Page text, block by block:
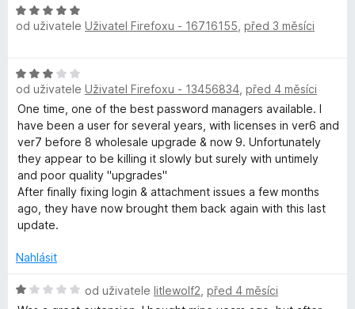
n
í
z
5
H
o
o
c
e
n
:
5
z
5
od uživatele Uživatel Firefoxu - 16716155 před 3 měsíci
H
o
d
n
o
c
e
n
:
z
od uživatele Uživatel Firefoxu - 13456834 před 4 měsíci
One time, one of the best password managers available. I
have been a user for several years, with licenses in ver6 and
ver7 before 8 wholesale upgrade & now 9. Unfortunately
they appear to be killing it slowly but surely with untimely
and poor quality "upgrades"
After finally fixing login & attachment issues a few months
ago, they have now brought them back again with this last
update.
Nahlásit
H
o
od uživatele litlewolf2 před 4 měsíci